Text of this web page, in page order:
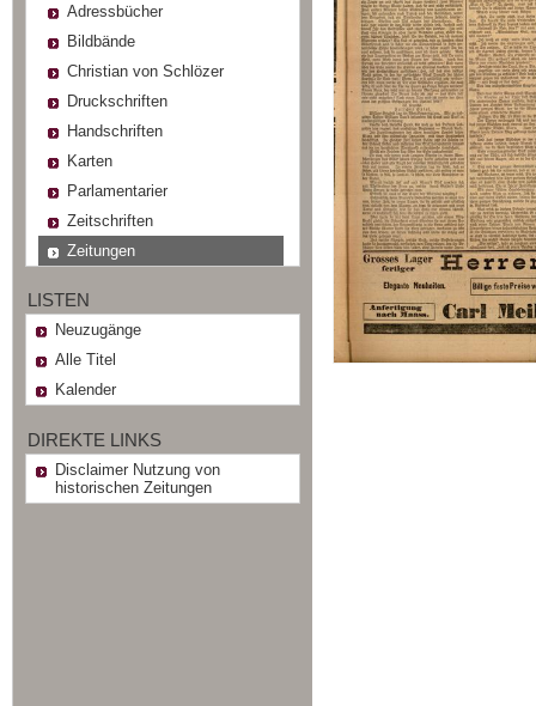
Adressbücher
Bildbände
Christian von Schlözer
Druckschriften
Handschriften
Karten
Parlamentarier
Zeitschriften
Zeitungen
LISTEN
Neuzugänge
Alle Titel
Kalender
DIREKTE LINKS
Disclaimer Nutzung von
historischen Zeitungen